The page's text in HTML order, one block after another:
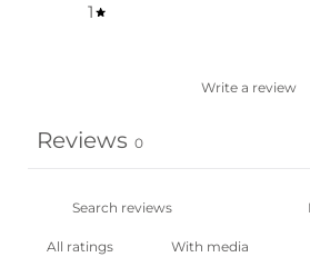
1
Write a review
Reviews 0
With media